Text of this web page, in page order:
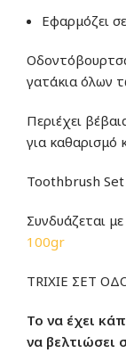
Εφαρμόζει
γατάκια όλων
Περιέχει
για καθαρισμό
Toothbrush
Συνδυάζεται με
100gr
TRIXIE ΣΕΤ
Το να έχει
να βελτιώσει